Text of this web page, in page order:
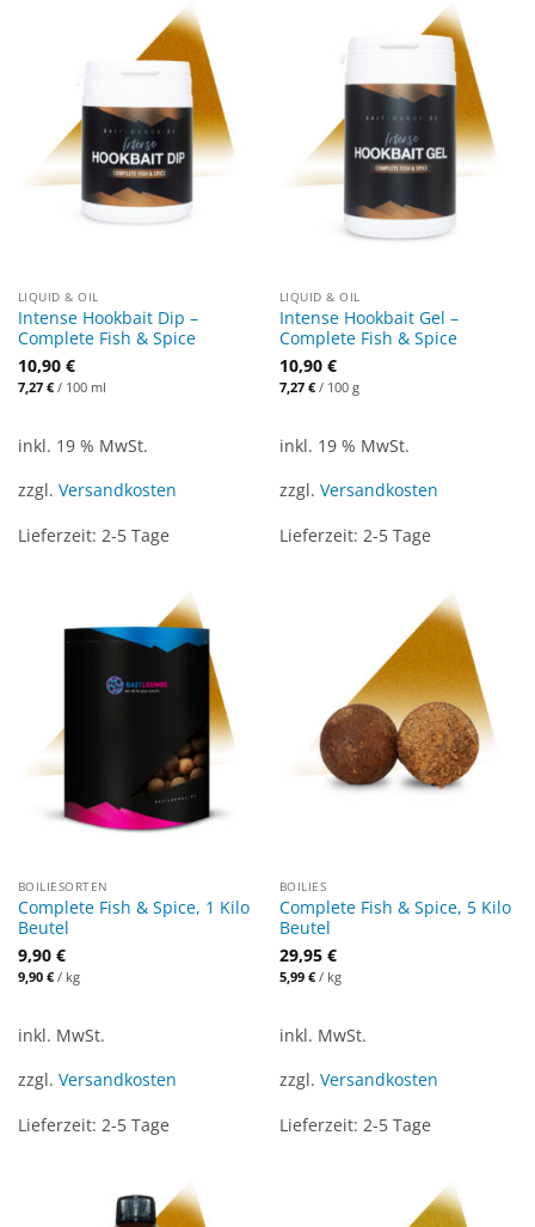
LIQUID & OIL
Intense Hookbait Dip –
Complete Fish & Spice
10,90 €
7,27 €/ 100 ml
inkl. 19 % MwSt.
zzgl. Versandkosten
Lieferzeit: 2-5 Tage
LIQUID & OIL
Intense Hookbait Gel –
Complete Fish & Spice
10,90 €
7,27 €/ 100 g
inkl. 19 % MwSt.
zzgl. Versandkosten
Lieferzeit: 2-5 Tage
BOILIESORTEN
Complete Fish & Spice, 1 Kilo
Beutel
9,90 €
9,90 €/ kg
inkl. MwSt.
zzgl. Versandkosten
Lieferzeit: 2-5 Tage
BOILIES
Complete Fish & Spice, 5 Kilo
Beutel
29,95 €
5,99 €/ kg
inkl. MwSt.
zzgl. Versandkosten
Lieferzeit: 2-5 Tage